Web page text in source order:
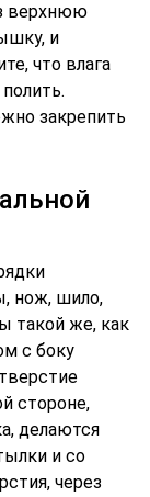
верхнюю
и
что влага
закрепить
нож, шило,
такой же, как
с боку
стороне,
делаются
и со
через